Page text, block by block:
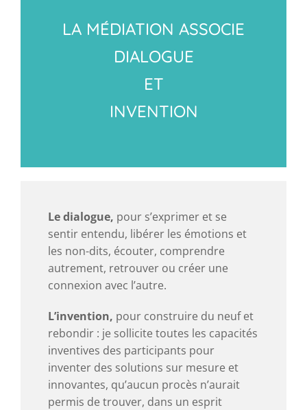
LA MÉDIATION ASSOCIE
DIALOGUE
ET
INVENTION
Le dialogue, pour s’exprimer et se
sentir entendu, libérer les émotions et
les non-dits, écouter, comprendre
autrement, retrouver ou créer une
connexion avec l’autre.
L’invention, pour construire du neuf et
rebondir : je sollicite toutes les capacités
inventives des participants pour
inventer des solutions sur mesure et
innovantes, qu’aucun procès n’aurait
permis de trouver, dans un esprit